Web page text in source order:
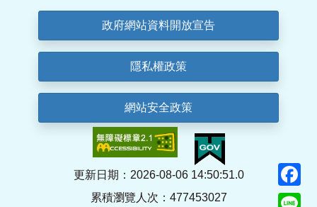
政府網站資料開放宣告
隱私權政策
網站安全政策
更新日期：2026-08-06 14:50:51.0
累積瀏覽人次：477453027